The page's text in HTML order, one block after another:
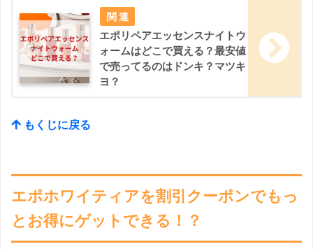
エポリペアエッセンスナイトウ
ォームはどこで買える？最安値
で売ってるのはドンキ？マツキ
ヨ？
もくじに戻る
エポホワイティアを割引クーポンでもっ
とお得にゲットできる！？